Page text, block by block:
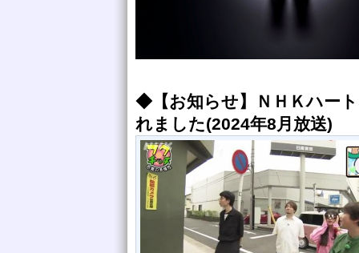
◆【お知らせ】ＮＨＫハー
れました(2024年8月放送)